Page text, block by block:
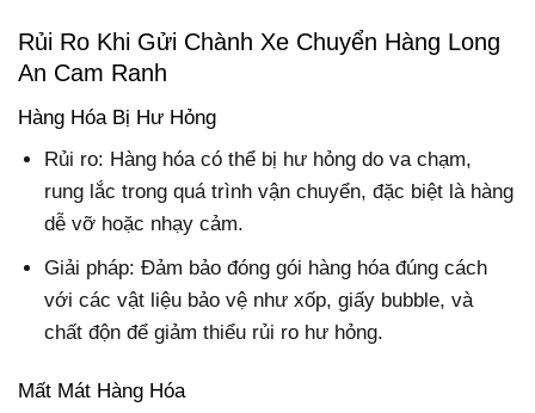
Rủi Ro Khi Gửi Chành Xe Chuyển Hàng Long
An Cam Ranh
Hàng Hóa Bị Hư Hỏng
Rủi ro: Hàng hóa có thể bị hư hỏng do va chạm,
rung lắc trong quá trình vận chuyển, đặc biệt là hàng
dễ vỡ hoặc nhạy cảm.
Giải pháp: Đảm bảo đóng gói hàng hóa đúng cách
với các vật liệu bảo vệ như xốp, giấy bubble, và
chất độn để giảm thiểu rủi ro hư hỏng.
Mất Mát Hàng Hóa